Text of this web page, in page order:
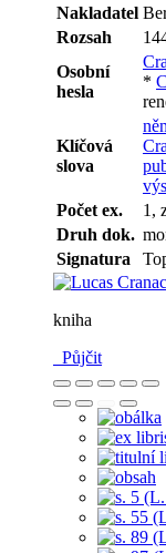
Nakladatel
Rozsah
Osobní
hesla
*
Klíčová
slova
Počet ex.
1,
Druh dok.
Signatura
kniha
Půjčit